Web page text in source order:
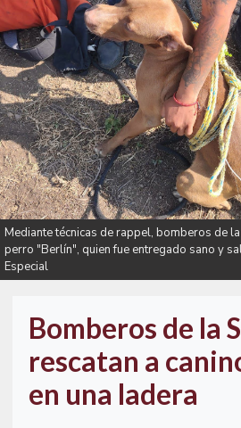
Mediante técnicas de rappel, bomberos de
perro "Berlín", quien fue entregado sano y
Especial
Bomberos de la
rescatan a
en una ladera